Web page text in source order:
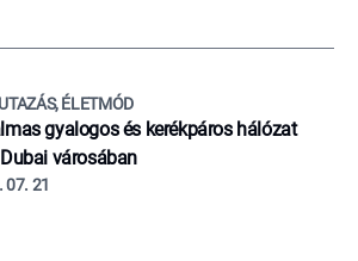
ÉLETMÓD
gyalogos és kerékpáros hálózat
városában
07. 21